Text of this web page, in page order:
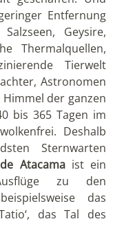
Entfernung
Geysire,
Thermalquellen,
Tierwelt
Astronomen
der ganzen
bis 365 Tagen im
Deshalb
Sternwarten
Atacamaist ein
zu den
das
das Tal des